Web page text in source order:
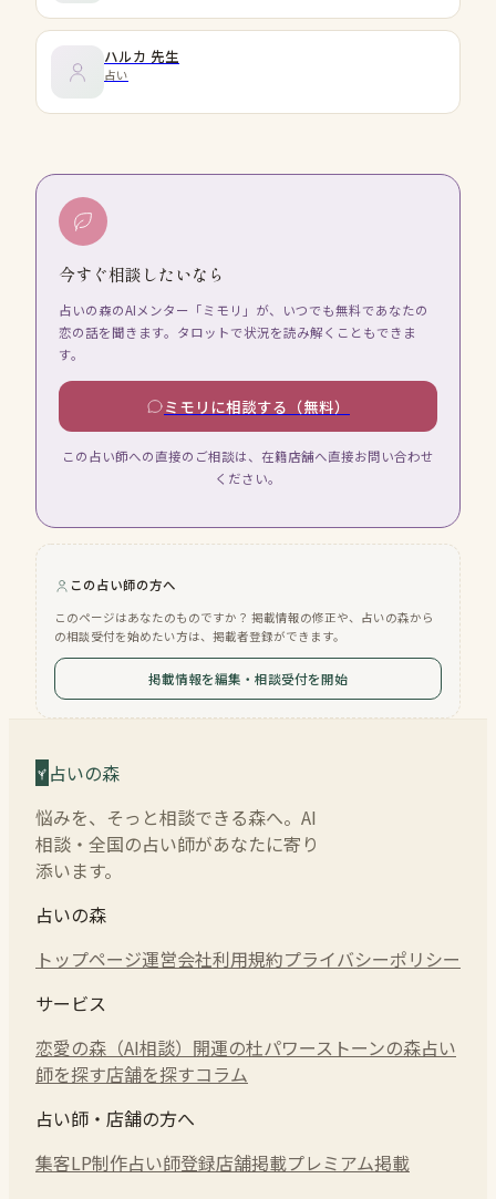
ハルカ 先生
占い
今すぐ相談したいなら
占いの森のAIメンター「ミモリ」が、いつでも無料であなたの
恋の話を聞きます。タロットで状況を読み解くこともできま
す。
ミモリに相談する（無料）
この占い師への直接のご相談は、在籍店舗へ直接お問い合わせ
ください。
この占い師の方へ
このページはあなたのものですか？ 掲載情報の修正や、占いの森から
の相談受付を始めたい方は、掲載者登録ができます。
掲載情報を編集・相談受付を開始
占いの森
悩みを、そっと相談できる森へ。AI
相談・全国の占い師があなたに寄り
添います。
占いの森
トップページ運営会社利用規約プライバシーポリシー
サービス
恋愛の森（AI相談） 開運の杜パワーストーンの森占い
師を探す店舗を探すコラム
占い師・店舗の方へ
集客LP制作占い師登録店舗掲載プレミアム掲載